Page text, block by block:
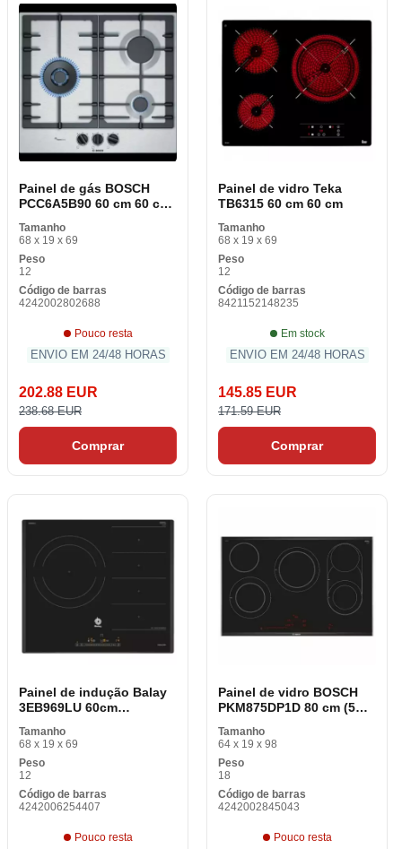
Painel de gás BOSCH
PCC6A5B90 60 cm 60 cm
Tamanho
68 x 19 x 69
Peso
12
Código de barras
4242002802688
Pouco resta
ENVIO EM 24/48 HORAS
202.88 EUR
238.68 EUR
Comprar
Painel de vidro Teka
TB6315 60 cm 60 cm
Tamanho
68 x 19 x 69
Peso
12
Código de barras
8421152148235
Em stock
ENVIO EM 24/48 HORAS
145.85 EUR
171.59 EUR
Comprar
Painel de indução Balay
3EB969LU 60cm
W 2200 W
Tamanho
68 x 19 x 69
Peso
12
Código de barras
4242006254407
Pouco resta
Painel de vidro BOSCH
PKM875DP1D 80 cm (5
Tamanho
64 x 19 x 98
Peso
18
Código de barras
4242002845043
Pouco resta